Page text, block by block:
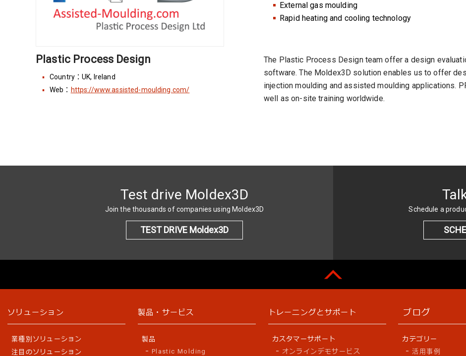
Plastic Process Design
Country：UK, Ireland
Web： https://www.assisted-moulding.com/
External gas moulding
Rapid heating and cooling technology
The Plastic Process Design team offer a design
software. The Moldex3D solution enables us to offer
injection moulding and assisted moulding applications.
well as on-site training worldwide.
Test drive Moldex3D
Join the thousands of companies using Moldex3D
TEST DRIVE Moldex3D
Schedule a
ソリューション
業種別ソリューション
注目のソリューション
製品・サービス
製品
Plastic Molding
トレーニングとサポート
カスタマーサポート
オンラインデモサービス
ブログ
カテゴリー
活用事例